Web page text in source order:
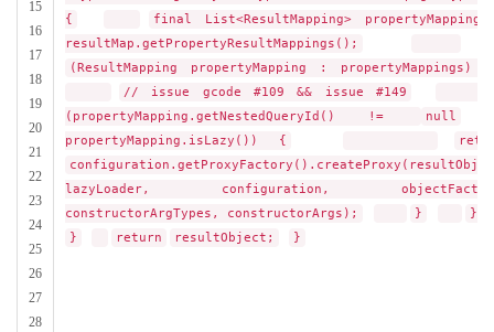
15
16
17
18
19
20
21
22
23
24
25
26
27
28
{
final List<ResultMapping>
resultMap.getPropertyResultMappings();
(ResultMapping propertyMapping : propertyMappings) {
// issue gcode #109 && issue #149
(propertyMapping.getNestedQueryId() !=
null
propertyMapping.isLazy()) {
lazyLoader, configuration,
constructorArgTypes, constructorArgs);
}
}
}
return resultObject; }